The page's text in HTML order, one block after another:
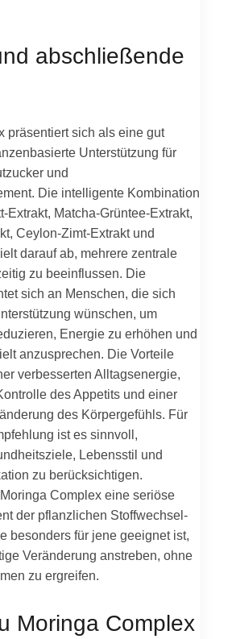
abschließende
präsentiert sich als eine gut
Unterstützung für
und
Die intelligente Kombination
Extrakt, Matcha-Grüntee-Extrakt,
Ceylon-Zimt-Extrakt und
darauf ab, mehrere zentrale
zu beeinflussen. Die
sich an Menschen, die sich
wünschen, um
Energie zu erhöhen und
anzusprechen. Die Vorteile
verbesserten Alltagsenergie,
des Appetits und einer
des Körpergefühls. Für
ist es sinnvoll,
Lebensstil und
zu berücksichtigen.
Complex eine seriöse
der pflanzlichen Stoffwechsel-
besonders für jene geeignet ist,
Veränderung anstreben, ohne
zu ergreifen.
Moringa Complex